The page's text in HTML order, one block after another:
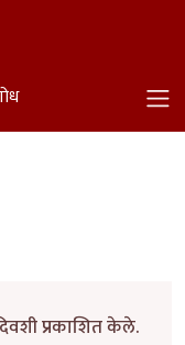
प्रकाशित केले.